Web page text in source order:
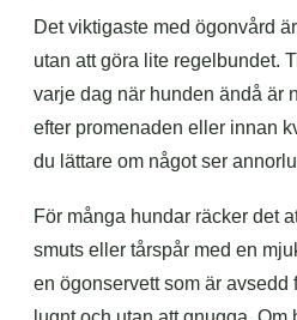
Det viktigaste med ögonvård
utan att göra lite regelbundet.
varje dag när hunden ändå är
efter promenaden eller innan
du lättare om något ser
För många hundar räcker det
smuts eller tårspår med en
en ögonservett som är avsedd